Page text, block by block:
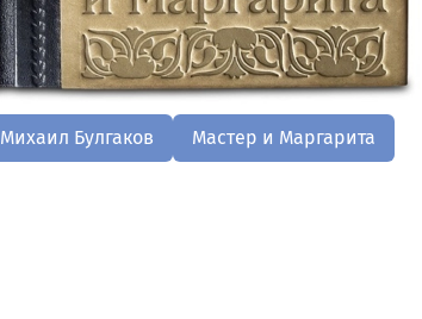
Михаил Булгаков Мастер и Маргарита